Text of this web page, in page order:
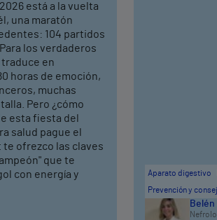
está a la vuelta
una maratón
104 partidos
los verdaderos
en
horas de emoción,
muchas
Pero ¿cómo
esta fiesta del
salud pague el
ofrezco las claves
que te
con energía y
Aparato digestivo
Prevención y
Belén